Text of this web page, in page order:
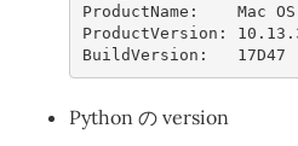
ProductName:    Mac
ProductVersion:
BuildVersion:   17D47
Python の version